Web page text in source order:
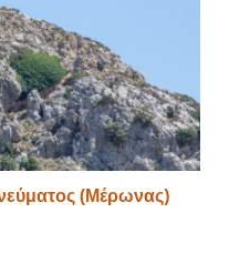
(Μέρωνας)